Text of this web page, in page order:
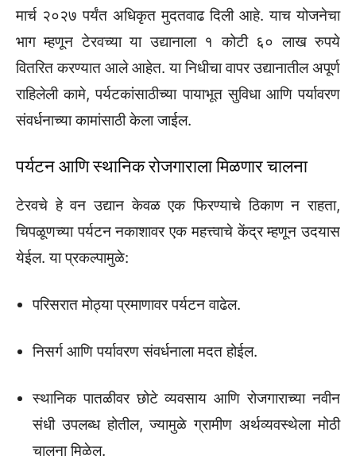
मार्च २०२७ पर्यंत अधिकृत मुदतवाढ दिली आहे. याच योजनेचा
भाग म्हणून टेरवच्या या उद्यानाला १ कोटी ६० लाख रुपये
वितरित करण्यात आले आहेत. या निधीचा वापर उद्यानातील अपूर्ण
राहिलेली कामे, पर्यटकांसाठीच्या पायाभूत सुविधा आणि पर्यावरण
संवर्धनाच्या कामांसाठी केला जाईल.
पर्यटन आणि स्थानिक रोजगाराला मिळणार चालना
टेरवचे हे वन उद्यान केवळ एक फिरण्याचे ठिकाण न राहता,
चिपळूणच्या पर्यटन नकाशावर एक महत्त्वाचे केंद्र म्हणून उदयास
येईल. या प्रकल्पामुळे:
परिसरात मोठ्या प्रमाणावर पर्यटन वाढेल.
निसर्ग आणि पर्यावरण संवर्धनाला मदत होईल.
स्थानिक पातळीवर छोटे व्यवसाय आणि रोजगाराच्या नवीन
संधी उपलब्ध होतील, ज्यामुळे ग्रामीण अर्थव्यवस्थेला मोठी
चालना मिळेल.